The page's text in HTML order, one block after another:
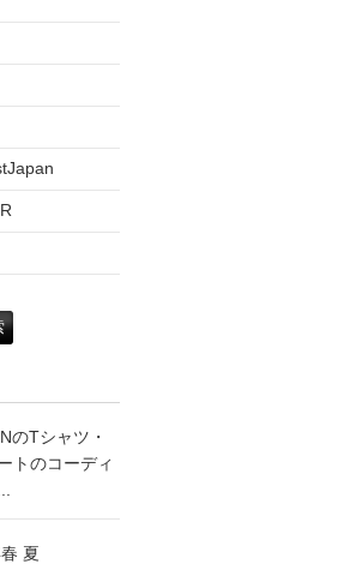
のTシャツ・
トのコーディ
夏